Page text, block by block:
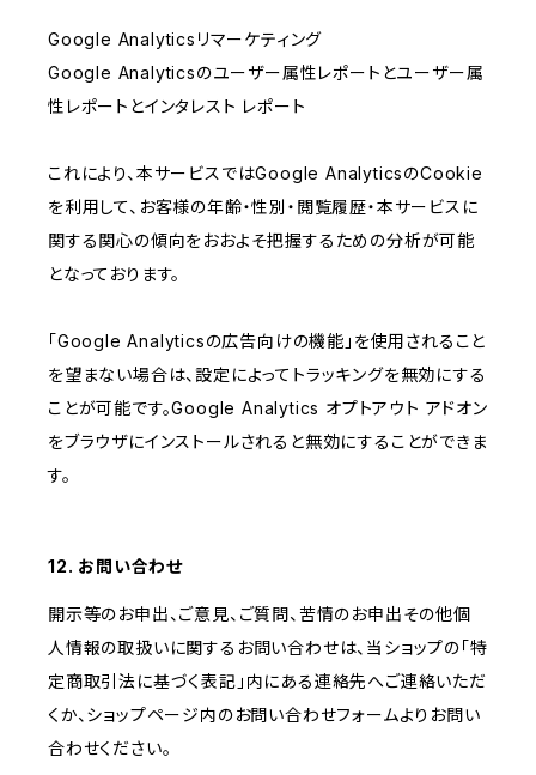
Google Analyticsリマーケティング
Google Analyticsのユーザー属性レポートとユーザー属
性レポートとインタレスト レポート
これにより、本サービスではGoogle AnalyticsのCookie
を利用して、お客様の年齢・性別・閲覧履歴・本サービスに
関する関心の傾向をおおよそ把握するための分析が可能
となっております。
「Google Analyticsの広告向けの機能」を使用されること
を望まない場合は、設定によってトラッキングを無効にする
ことが可能です。Google Analytics オプトアウト アドオン
をブラウザにインストールされると無効にすることができま
す。
12. お問い合わせ
開示等のお申出、ご意見、ご質問、苦情のお申出その他個
人情報の取扱いに関するお問い合わせは、当ショップの「特
定商取引法に基づく表記」内にある連絡先へご連絡いただ
くか、ショップページ内のお問い合わせフォームよりお問い
合わせください。